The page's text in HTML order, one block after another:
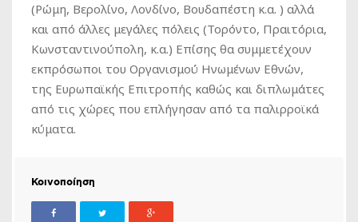
(Ρώμη, Βερολίνο, Λονδίνο, Βουδαπέστη κ.α. ) αλλά
και από άλλες μεγάλες πόλεις (Τορόντο, Πραιτόρια,
Κωνσταντινούπολη, κ.α.) Επίσης θα συμμετέχουν
εκπρόσωποι του Οργανισμού Ηνωμένων Εθνών,
της Ευρωπαϊκής Επιτροπής καθώς και διπλωμάτες
από τις χώρες που επλήγησαν από τα παλιρροϊκά
κύματα.
Κοινοποίηση